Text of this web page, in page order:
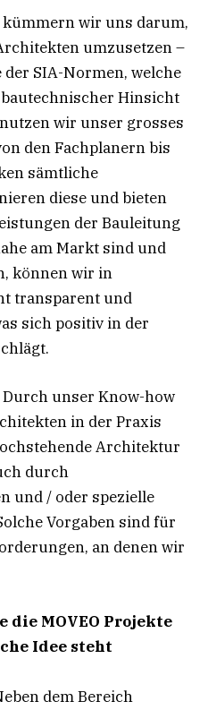
wir uns darum,
umzusetzen –
SIA-Normen, welche
Hinsicht
wir unser grosses
den Fachplanern bis
sämtliche
diese und bieten
der Bauleitung
am Markt sind und
können wir in
transparent und
sich positiv in der
Durch unser Know-how
in der Praxis
Architektur
durch
und / oder spezielle
Vorgaben sind für
an denen wir
die MOVEO Projekte
Idee steht
dem Bereich